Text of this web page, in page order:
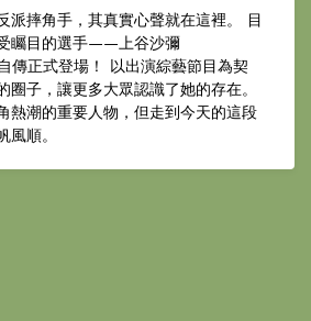
派摔角手，其真實心聲就在這裡。 目
矚目的選手——上谷沙彌
傳正式登場！ 以出演綜藝節目為契
圈子，讓更多大眾認識了她的存在。
熱潮的重要人物，但走到今天的這段
風順。